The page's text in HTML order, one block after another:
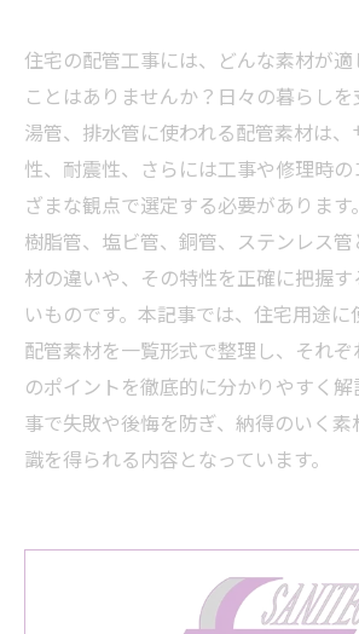
住宅の配管工事には、どんな素材が
ことはありませんか？日々の暮らし
湯管、排水管に使われる配管素材は
性、耐震性、さらには工事や修理時
ざまな観点で選定する必要があります
樹脂管、塩ビ管、銅管、ステンレス
材の違いや、その特性を正確に把握
いものです。本記事では、住宅用途に
配管素材を一覧形式で整理し、それ
のポイントを徹底的に分かりやすく
事で失敗や後悔を防ぎ、納得のいく
識を得られる内容となっています。